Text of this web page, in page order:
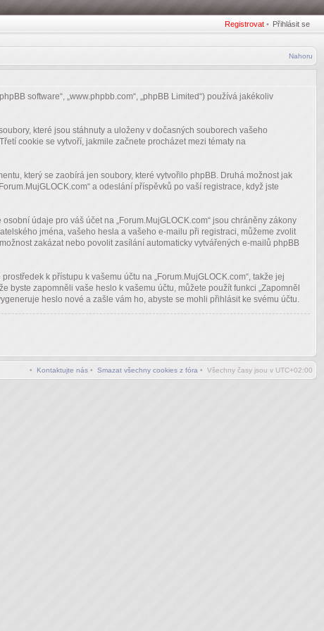
Registrovat • Přihlásit se
Nahoru
software“, „www.phpbb.com“, „phpBB Limited“) používá jakékoliv
které jsou stáhnuty a uloženy v dočasných souborech vašeho
cookie se vytvoří, jakmile začnete procházet mezi tématy na
který se zaobírá jen soubory, které vytvořilo phpBB. Druhá možnost jak
a odeslání příspěvků po vaší registrace, když jste
údaje pro váš účet na „Forum.MujGLOCK.com“ jsou chráněny zákony
jména, vašeho hesla a vašeho e-mailu při registraci, můžeme zvolit
zakázat nebo povolit zasílání automaticky vytvářených e-mailů phpBB
k přístupu k vašemu účtu na „Forum.MujGLOCK.com“, takže jej
byste zapomněli vaše heslo k vašemu účtu, můžete použít funkci „Zapomněl
heslo nové a zašle vám ho, abyste se mohli přihlásit ke svému účtu.
• Všechny časy jsou v UTC+02:00
• Smazat všechny cookies z fóra
• Kontaktujte nás